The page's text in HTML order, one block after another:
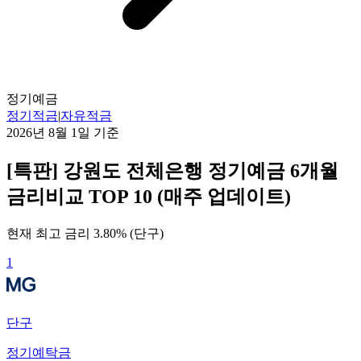
정기예금
정기적금|자유적금
2026년 8월 1일 기준
[특판] 강원도 전체은행 정기예금 6개월
금리비교 TOP 10 (매주 업데이트)
현재 최고 금리 3.80% (단구)
1
단구
정기예탁금